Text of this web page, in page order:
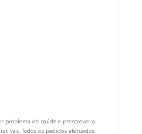
problema de saúde e prescrever o
Todos os pedidos efetuados